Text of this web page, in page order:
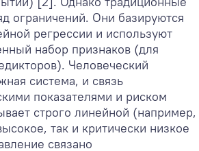
ограничений. Они базируются
регрессии и используют
набор признаков (для
Человеческий
система, и связь
показателями и риском
строго линейной (например,
так и критически низкое
связано